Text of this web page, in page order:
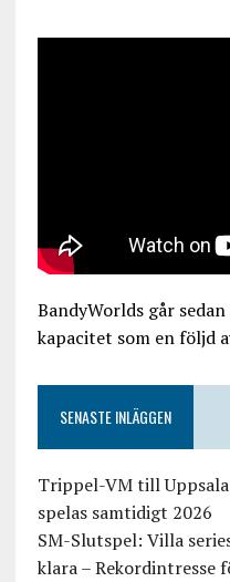
BandyWorlds går
kapacitet som en följd
SENASTE INLÄGGEN
Trippel-VM till
spelas samtidigt 2026
SM-Slutspel: Villa
klara – Rekordintresse